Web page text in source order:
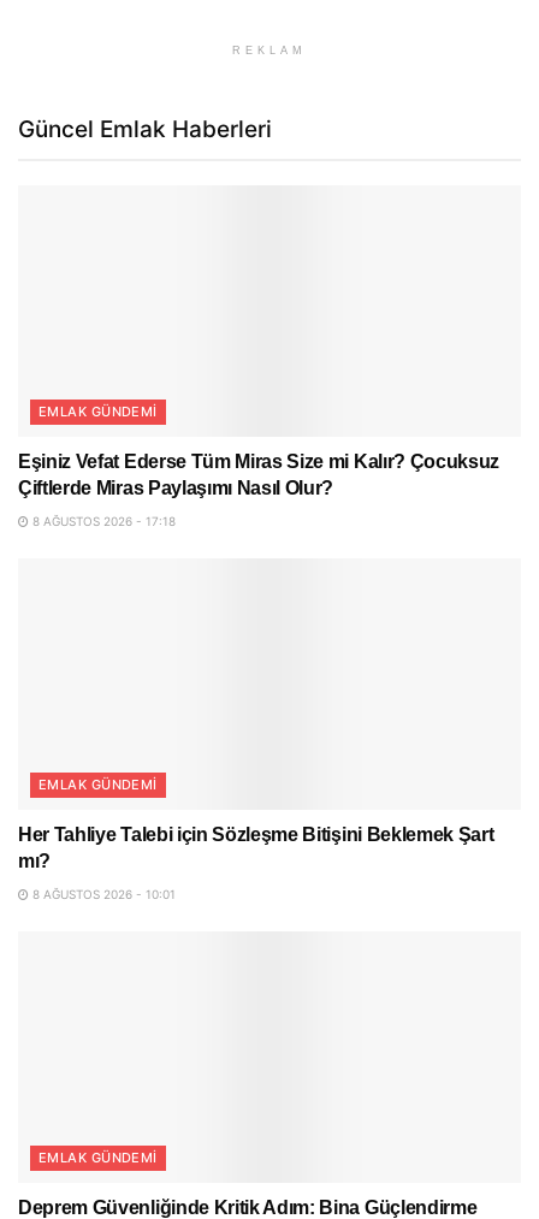
REKLAM
Güncel Emlak Haberleri
EMLAK GÜNDEMI
Eşiniz Vefat Ederse Tüm Miras Size mi Kalır? Çocuksuz
Çiftlerde Miras Paylaşımı Nasıl Olur?
8 AĞUSTOS 2026 - 17:18
EMLAK GÜNDEMI
Her Tahliye Talebi için Sözleşme Bitişini Beklemek Şart
mı?
8 AĞUSTOS 2026 - 10:01
EMLAK GÜNDEMI
Deprem Güvenliğinde Kritik Adım: Bina Güçlendirme